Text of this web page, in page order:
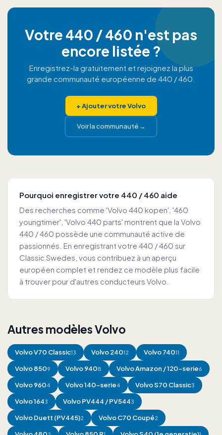
Votre 440 / 460 n'est pas
encore listée ?
Enregistrez-la gratuitement et rejoignez la plus
grande communauté européenne de 440 / 460.
+Ajouter votre Volvo
Voir la communauté→
Pourquoi enregistrer votre 440 / 460 aide
Des recherches comme 'Volvo 440 kopen', '460
youngtimer', 'Volvo 440 parts' montrent que la Volvo
440 / 460 possède une communauté active de
passionnés. En enregistrant votre 440 / 460 sur
Classic Swedes, vous contribuez à un aperçu
européen complet et rendez ce modèle plus facile
à trouver pour d'autres conducteurs Volvo.
Autres modèles Volvo
VolvoV70 Classic13 Volvo24012 Volvo74011
Volvo8509 Volvo9408 VolvoAmazon / 120-serie6
Volvo9604 Volvo140-serie4 VolvoS70 Classic3
Volvo1643 VolvoPV444 / PV5443
VolvoDuett (PV445)2 VolvoC70 Coupé2